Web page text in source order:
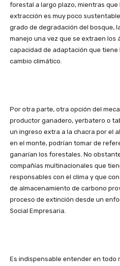
forestal a largo plazo, mientras
extracción es muy poco
grado de degradación del bosque,
manejo una vez que se extraen los
capacidad de adaptación que tiene
cambio climático.
Por otra parte, otra opción del
productor ganadero, yerbatero o
un ingreso extra a la chacra por el
en el monte, podrían tomar de
ganarían los forestales. No
compañías multinacionales que
responsables con el clima y que
de almacenamiento de carbono
proceso de extinción desde un
Social Empresaria.
Es indispensable entender en todo